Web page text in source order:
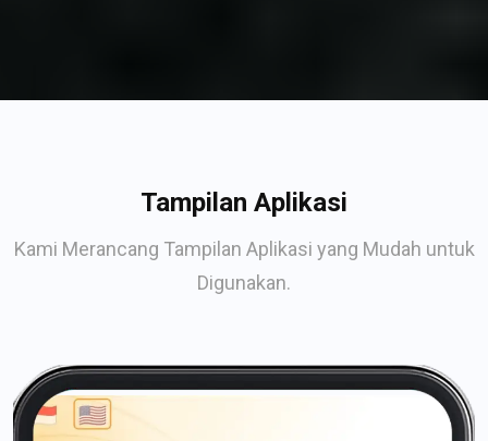
Tampilan Aplikasi
Kami Merancang Tampilan Aplikasi yang Mudah untuk
Digunakan.